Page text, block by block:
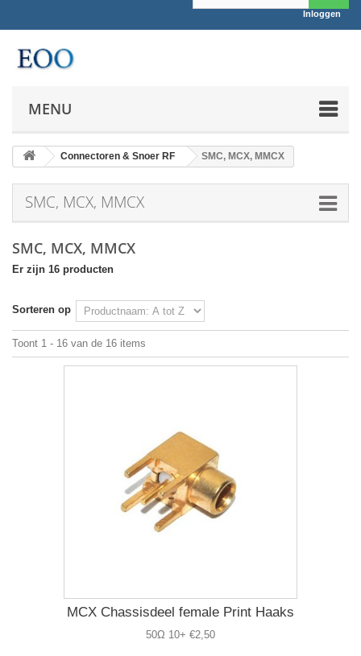
Inloggen
MENU
Connectoren & Snoer RF SMC, MCX, MMCX
SMC, MCX, MMCX
SMC, MCX, MMCX
Er zijn 16 producten
Sorteren op
Toont 1 - 16 van de 16 items
MCX Chassisdeel female Print Haaks
50Ω 10+ €2,50